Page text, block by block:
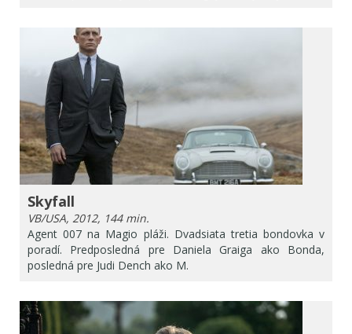
Skyfall
VB/USA, 2012, 144 min.
Agent 007 na Magio pláži. Dvadsiata tretia bondovka v
poradí. Predposledná pre Daniela Graiga ako Bonda,
posledná pre Judi Dench ako M.